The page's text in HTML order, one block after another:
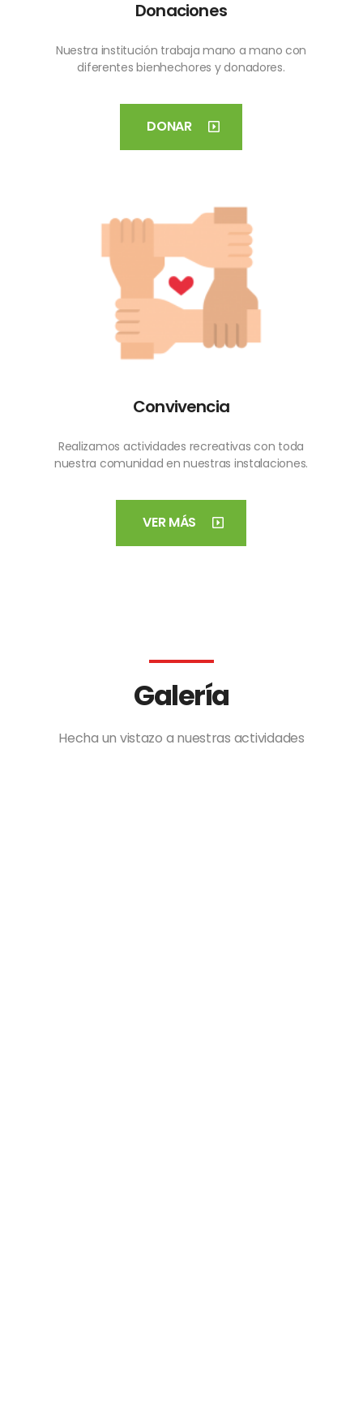
Donaciones
Nuestra institución trabaja mano a mano con
diferentes bienhechores y donadores.
DONAR
Convivencia
Realizamos actividades recreativas con toda
nuestra comunidad en nuestras instalaciones.
VER MÁS
Galería
Hecha un vistazo a nuestras actividades